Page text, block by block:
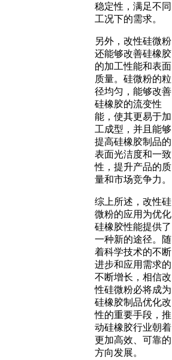
稳定性，满足不同
工况下的需求。
另外，改性硅微粉
还能够改善硅橡胶
的加工性能和表面
质量。硅微粉的粒
径均匀，能够改善
硅橡胶的流变性
能，使其更易于加
工成型，并且能够
提高硅橡胶制品的
表面光洁度和一致
性，提升产品的质
量和市场竞争力。
综上所述，改性硅
微粉的应用为优化
硅橡胶性能提供了
一种新的途径。随
着科学技术的不断
进步和应用需求的
不断增长，相信改
性硅微粉必将成为
硅橡胶制品优化改
性的重要手段，推
动硅橡胶行业朝着
更加高效、可靠的
方向发展。